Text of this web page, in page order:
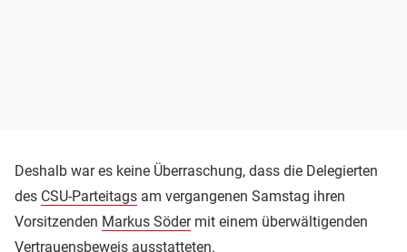
Deshalb war es keine Überraschung, dass die Delegierten
des CSU-Parteitags am vergangenen Samstag ihren
Vorsitzenden Markus Södermit einem überwältigenden
Vertrauensbeweis ausstatteten.